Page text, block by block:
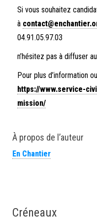
Si vous souhaitez
à
04.91.05.97.03
n’hésitez pas à diffuser
Pour plus d’information
https://www.service-
mission/
À propos de l’auteur
En Chantier
Créneaux